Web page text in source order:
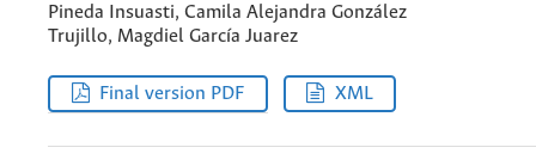
Pineda Insuasti, Camila Alejandra González
Trujillo, Magdiel García Juarez
Final version PDF XML